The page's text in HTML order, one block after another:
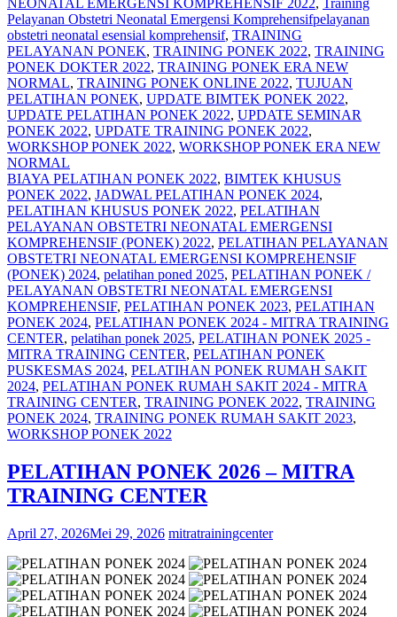
NEONATAL EMERGENSI KOMPREHENSIF 2022, Training
Pelayanan Obstetri Neonatal Emergensi Komprehensifpelayanan
obstetri neonatal esensial komprehensif, TRAINING
PELAYANAN PONEK, TRAINING PONEK 2022, TRAINING
PONEK DOKTER 2022, TRAINING PONEK ERA NEW
NORMAL, TRAINING PONEK ONLINE 2022, TUJUAN
PELATIHAN PONEK, UPDATE BIMTEK PONEK 2022,
UPDATE PELATIHAN PONEK 2022, UPDATE SEMINAR
PONEK 2022, UPDATE TRAINING PONEK 2022,
WORKSHOP PONEK 2022, WORKSHOP PONEK ERA NEW
NORMAL
BIAYA PELATIHAN PONEK 2022, BIMTEK KHUSUS
PONEK 2022, JADWAL PELATIHAN PONEK 2024,
PELATIHAN KHUSUS PONEK 2022, PELATIHAN
PELAYANAN OBSTETRI NEONATAL EMERGENSI
KOMPREHENSIF (PONEK) 2022, PELATIHAN PELAYANAN
OBSTETRI NEONATAL EMERGENSI KOMPREHENSIF
(PONEK) 2024, pelatihan poned 2025, PELATIHAN PONEK /
PELAYANAN OBSTETRI NEONATAL EMERGENSI
KOMPREHENSIF, PELATIHAN PONEK 2023, PELATIHAN
PONEK 2024, PELATIHAN PONEK 2024 - MITRA TRAINING
CENTER, pelatihan ponek 2025, PELATIHAN PONEK 2025 -
MITRA TRAINING CENTER, PELATIHAN PONEK
PUSKESMAS 2024, PELATIHAN PONEK RUMAH SAKIT
2024, PELATIHAN PONEK RUMAH SAKIT 2024 - MITRA
TRAINING CENTER, TRAINING PONEK 2022, TRAINING
PONEK 2024, TRAINING PONEK RUMAH SAKIT 2023,
WORKSHOP PONEK 2022
PELATIHAN PONEK 2026 – MITRA
TRAINING CENTER
April 27, 2026Mei 29, 2026 mitratrainingcenter